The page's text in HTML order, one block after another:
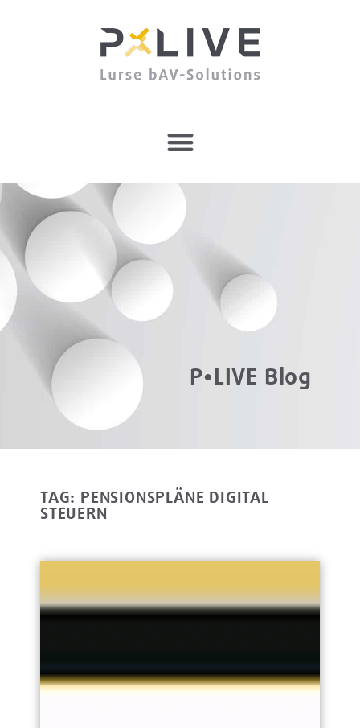
P•LIVE Blog
TAG: PENSIONSPLÄNE DIGITAL
STEUERN